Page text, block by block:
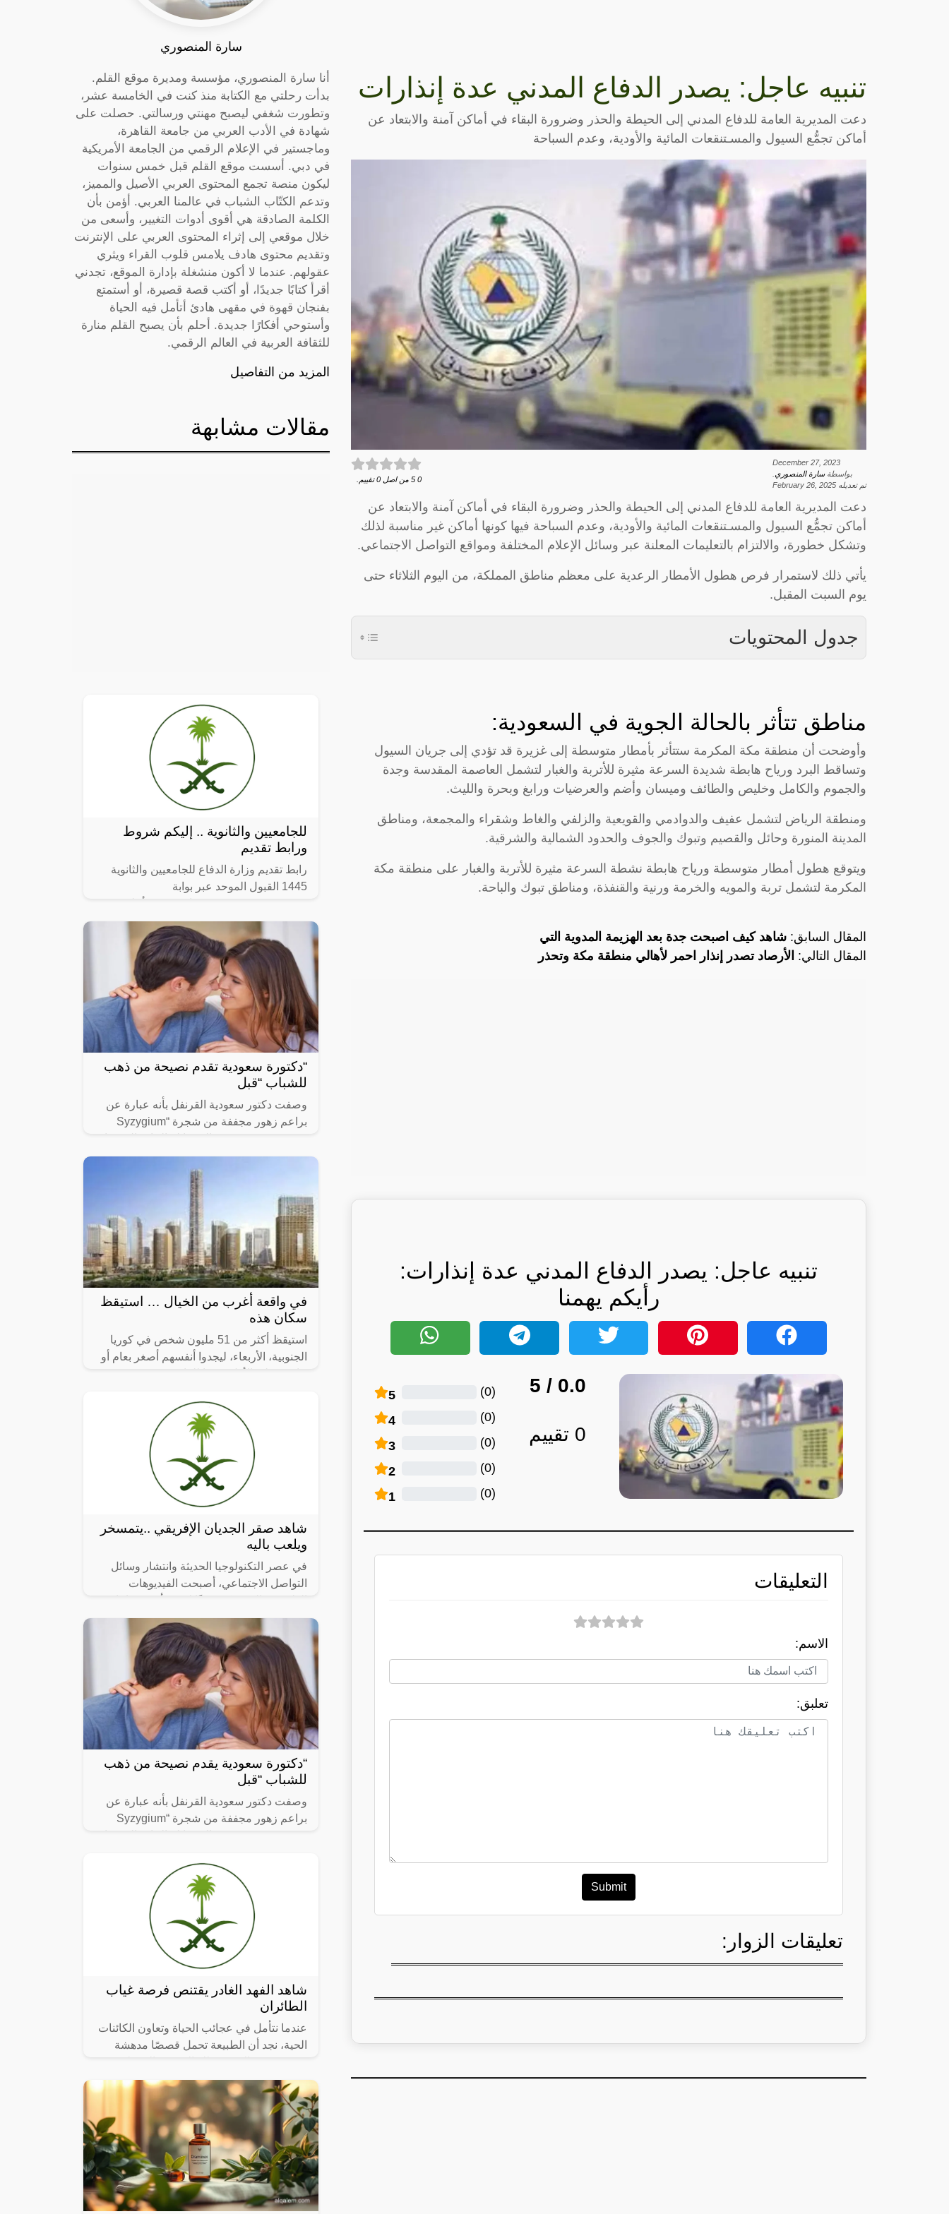
تنبيه عاجل: يصدر الدفاع المدني عدة إنذارات
دعت المديرية العامة للدفاع المدني إلى الحيطة والحذر وضرورة البقاء في أماكن آمنة والابتعاد عن
أماكن تجمُّع السيول والمسـتنقعات المائية والأودية، وعدم السباحة
December 27, 2023
بواسطةسارة المنصوري
تم تعديله February 26, 2025
0
5 من اصل 0 تقييم.
دعت المديرية العامة للدفاع المدني إلى الحيطة والحذر وضرورة البقاء في أماكن آمنة والابتعاد عن
أماكن تجمُّع السيول والمسـتنقعات المائية والأودية، وعدم السباحة فيها كونها أماكن غير مناسبة لذلك
وتشكل خطورة، والالتزام بالتعليمات المعلنة عبر وسائل الإعلام المختلفة ومواقع التواصل الاجتماعي.
يأتي ذلك لاستمرار فرص هطول الأمطار الرعدية على معظم مناطق المملكة، من اليوم الثلاثاء حتى
يوم السبت المقبل.
جدول المحتويات
مناطق تتأثر بالحالة الجوية في السعودية:
وأوضحت أن منطقة مكة المكرمة ستتأثر بأمطار متوسطة إلى غزيرة قد تؤدي إلى جريان السيول
وتساقط البرد ورياح هابطة شديدة السرعة مثيرة للأتربة والغبار لتشمل العاصمة المقدسة وجدة
والجموم والكامل وخليص والطائف وميسان وأضم والعرضيات ورابغ وبحرة والليث.
ومنطقة الرياض لتشمل عفيف والدوادمي والقويعية والزلفي والغاط وشقراء والمجمعة، ومناطق
المدينة المنورة وحائل والقصيم وتبوك والجوف والحدود الشمالية والشرقية.
ويتوقع هطول أمطار متوسطة ورياح هابطة نشطة السرعة مثيرة للأتربة والغبار على منطقة مكة
المكرمة لتشمل تربة والمويه والخرمة ورنية والقنفذة، ومناطق تبوك والباحة.
المقال السابق: شاهد كيف اصبحت جدة بعد الهزيمة المدوية التي
المقال التالي: الأرصاد تصدر إنذار احمر لأهالي منطقة مكة وتحذر
تنبيه عاجل: يصدر الدفاع المدني عدة إنذارات:
رأيكم يهمنا
0.0
/ 5
0 تقييم
5 (
0
)
4 (
0
)
3 (
0
)
2 (
0
)
1 (
0
)
التعليقات
الاسم:
تعلبق:
Submit
تعليقات الزوار:
سارة المنصوري
أنا سارة المنصوري، مؤسسة ومديرة موقع القلم.
بدأت رحلتي مع الكتابة منذ كنت في الخامسة عشر،
وتطورت شغفي ليصبح مهنتي ورسالتي. حصلت على
شهادة في الأدب العربي من جامعة القاهرة،
وماجستير في الإعلام الرقمي من الجامعة الأمريكية
في دبي. أسست موقع القلم قبل خمس سنوات
ليكون منصة تجمع المحتوى العربي الأصيل والمميز،
وتدعم الكتّاب الشباب في عالمنا العربي. أؤمن بأن
الكلمة الصادقة هي أقوى أدوات التغيير، وأسعى من
خلال موقعي إلى إثراء المحتوى العربي على الإنترنت
وتقديم محتوى هادف يلامس قلوب القراء ويثري
عقولهم. عندما لا أكون منشغلة بإدارة الموقع، تجدني
أقرأ كتابًا جديدًا، أو أكتب قصة قصيرة، أو أستمتع
بفنجان قهوة في مقهى هادئ أتأمل فيه الحياة
وأستوحي أفكارًا جديدة. أحلم بأن يصبح القلم منارة
للثقافة العربية في العالم الرقمي.
المزيد من التفاصيل
مقالات مشابهة
للجامعيين والثانوية .. إليكم شروط
ورابط تقديم
رابط تقديم وزارة الدفاع للجامعيين والثانوية
1445 القبول الموحد عبر بوابة
وزارة الدفاع بالمملكة العربية السعودية متمثلة
“دكتورة سعودية تقدم نصيحة من ذهب
للشباب “قبل
وصفت دكتور سعودية القرنفل بأنه عبارة عن
براعم زهور مجففة من شجرة “Syzygium
“yrtaceae”، وهو نبات دائم الخضرة ينمو في
في واقعة أغرب من الخيال … استيقظ
سكان هذه
استيقظ أكثر من 51 مليون شخص في كوريا
الجنوبية، الأربعاء، ليجدوا أنفسهم أصغر بعام أو
شاهد صقر الجديان الإفريقي ..يتمسخر
ويلعب باليه
في عصر التكنولوجيا الحديثة وانتشار وسائل
التواصل الاجتماعي، أصبحت الفيديوهات
اليومية، ومن بين الفيديوهات التي انتشرت
“دكتورة سعودية يقدم نصيحة من ذهب
للشباب “قبل
وصفت دكتور سعودية القرنفل بأنه عبارة عن
براعم زهور مجففة من شجرة “Syzygium
شاهد الفهد الغادر يقتنص فرصة غياب
الطائران
عندما نتأمل في عجائب الحياة وتعاون الكائنات
الحية، نجد أن الطبيعة تحمل قصصًا مدهشة
فيها العطاء والرعاية الأبوية، تشعرنا